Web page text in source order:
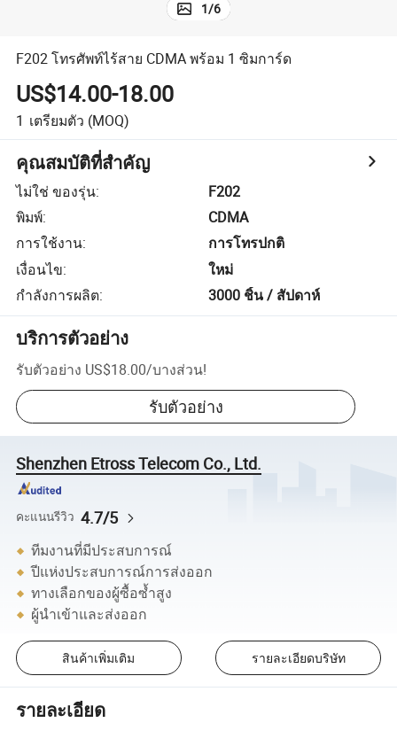
1/6
F202 โทรศัพท์ไร้สาย CDMA พร้อม 1 ซิมการ์ด
US$14.00-18.00
1 เตรียมตัว (MOQ)
คุณสมบัติที่สำคัญ
ไม่ใช่ ของรุ่น:
F202
พิมพ์:
CDMA
การใช้งาน:
การโทรปกติ
เงื่อนไข:
ใหม่
กำลังการผลิต: 3000 ชิ้น / สัปดาห์
บริการตัวอย่าง
รับตัวอย่าง US$18.00/บางส่วน!
รับตัวอย่าง
Shenzhen Etross Telecom Co., Ltd.
คะแนนรีวิว 4.7/5
ทีมงานที่มีประสบการณ์
ปีแห่งประสบการณ์การส่งออก
ทางเลือกของผู้ซื้อซ้ำสูง
ผู้นำเข้าและส่งออก
สินค้าเพิ่มเติม รายละเอียดบริษัท
รายละเอียด